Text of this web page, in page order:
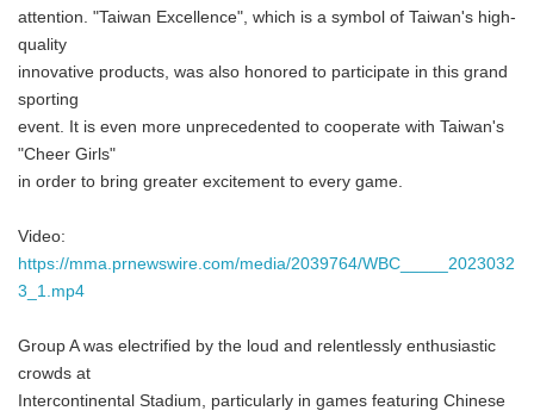
attention. "Taiwan Excellence", which is a symbol of Taiwan's high-
quality
innovative products, was also honored to participate in this grand
sporting
event. It is even more unprecedented to cooperate with Taiwan's
"Cheer Girls"
in order to bring greater excitement to every game.
Video:
https://mma.prnewswire.com/media/2039764/WBC_____2023032
3_1.mp4
Group A was electrified by the loud and relentlessly enthusiastic
crowds at
Intercontinental Stadium, particularly in games featuring Chinese